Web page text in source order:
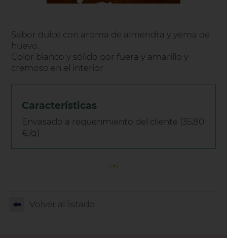
Sabor dulce con aroma de almendra y yema de
huevo.
Color blanco y sólido por fuera y amarillo y
cremoso en el interior.
Características
Envasado a requerimiento del cliente (35,80
€/g)
Volver al listado